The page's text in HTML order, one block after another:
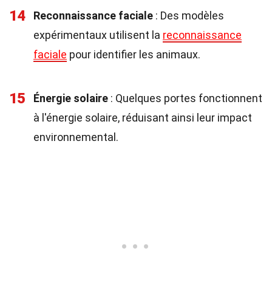
14 Reconnaissance faciale : Des modèles
expérimentaux utilisent la reconnaissance
faciale pour identifier les animaux.
15 Énergie solaire : Quelques portes fonctionnent
à l'énergie solaire, réduisant ainsi leur impact
environnemental.